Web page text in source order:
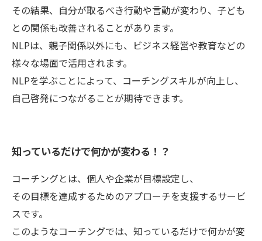
その結果、自分が取るべき行動や言動が変わり、子ども
との関係も改善されることがあります。
NLPは、親子関係以外にも、ビジネス経営や教育などの
様々な場面で活用されます。
NLPを学ぶことによって、コーチングスキルが向上し、
自己啓発につながることが期待できます。
知っているだけで何かが変わる！？
コーチングとは、個人や企業が目標設定し、
その目標を達成するためのアプローチを支援するサービ
スです。
このようなコーチングでは、知っているだけで何かが変